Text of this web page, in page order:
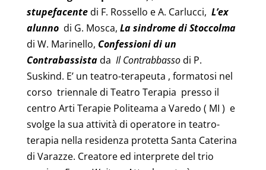
stupefacentedi F. Rossello e A. Carlucci, L’ex
alunnodi G. Mosca, La sindrome di Stoccolma
di W. Marinello, Confessioni di un
Contrabassistada Il Contrabbassodi P.
Suskind. E’ un teatro-terapeuta , formatosi nel
corso triennale di Teatro Terapia presso il
centro Arti Terapie Politeama a Varedo ( MI ) e
svolge la sua attività di operatore in teatro-
terapia nella residenza protetta Santa Caterina
di Varazze. Creatore ed interprete del trio